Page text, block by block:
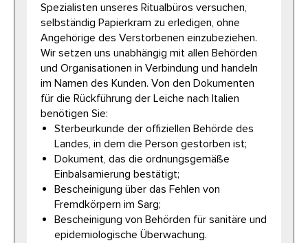
Spezialisten unseres Ritualbüros versuchen,
selbständig Papierkram zu erledigen, ohne
Angehörige des Verstorbenen einzubeziehen.
Wir setzen uns unabhängig mit allen Behörden
und Organisationen in Verbindung und handeln
im Namen des Kunden. Von den Dokumenten
für die Rückführung der Leiche nach Italien
benötigen Sie:
Sterbeurkunde der offiziellen Behörde des
Landes, in dem die Person gestorben ist;
Dokument, das die ordnungsgemäße
Einbalsamierung bestätigt;
Bescheinigung über das Fehlen von
Fremdkörpern im Sarg;
Bescheinigung von Behörden für sanitäre und
epidemiologische Überwachung.